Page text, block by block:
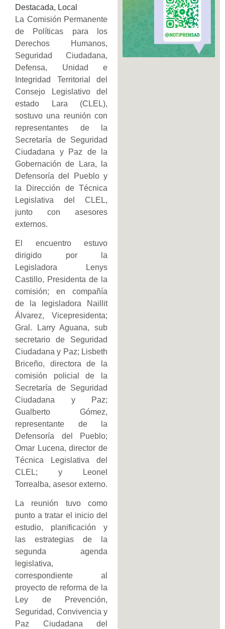
Destacada, Local
La Comisión Permanente
de Políticas para los
Derechos Humanos,
Seguridad Ciudadana,
Defensa, Unidad e
Integridad Territorial del
Consejo Legislativo del
estado Lara (CLEL),
sostuvo una reunión con
representantes de la
Secretaría de Seguridad
Ciudadana y Paz de la
Gobernación de Lara, la
Defensoría del Pueblo y
la Dirección de Técnica
Legislativa del CLEL,
junto con asesores
externos.
El encuentro estuvo
dirigido por la
Legisladora Lenys
Castillo, Presidenta de la
comisión; en compañía
de la legisladora Naillit
Álvarez, Vicepresidenta;
Gral. Larry Aguana, sub
secretario de Seguridad
Ciudadana y Paz; Lisbeth
Briceño, directora de la
comisión policial de la
Secretaría de Seguridad
Ciudadana y Paz;
Gualberto Gómez,
representante de la
Defensoría del Pueblo;
Omar Lucena, director de
Técnica Legislativa del
CLEL; y Leonel
Torrealba, asesor externo.
La reunión tuvo como
punto a tratar el inicio del
estudio, planificación y
las estrategias de la
segunda agenda
legislativa,
correspondiente al
proyecto de reforma de la
Ley de Prevención,
Seguridad, Convivencia y
Paz Ciudadana del